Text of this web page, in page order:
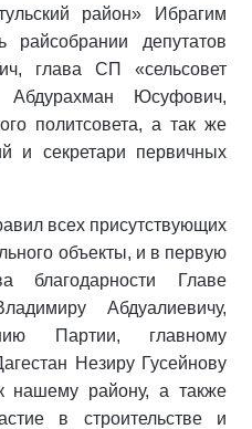
район» Ибрагим
райсобрании депутатов
глава СП «сельсовет
Абдурахман Юсуфович,
политсовета, а так же
и секретари первичных
всех присутствующих
объекты, и в первую
благодарности Главе
Абдуалиевичу,
Партии, главному
Незиру Гусейнову
нашему району, а также
в строительстве и